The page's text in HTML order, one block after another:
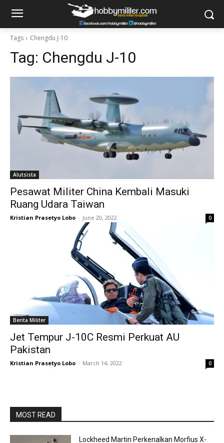
Tags Chengdu J-10
Tag: Chengdu J-10
Alutsista
Pesawat Militer China Kembali Masuki
Ruang Udara Taiwan
Kristian Prasetyo Lobo - June 20, 2022 0
Berita Militer
Jet Tempur J-10C Resmi Perkuat AU
Pakistan
Kristian Prasetyo Lobo - March 14, 2022 0
MOST READ
Lockheed Martin Perkenalkan Morfius X-